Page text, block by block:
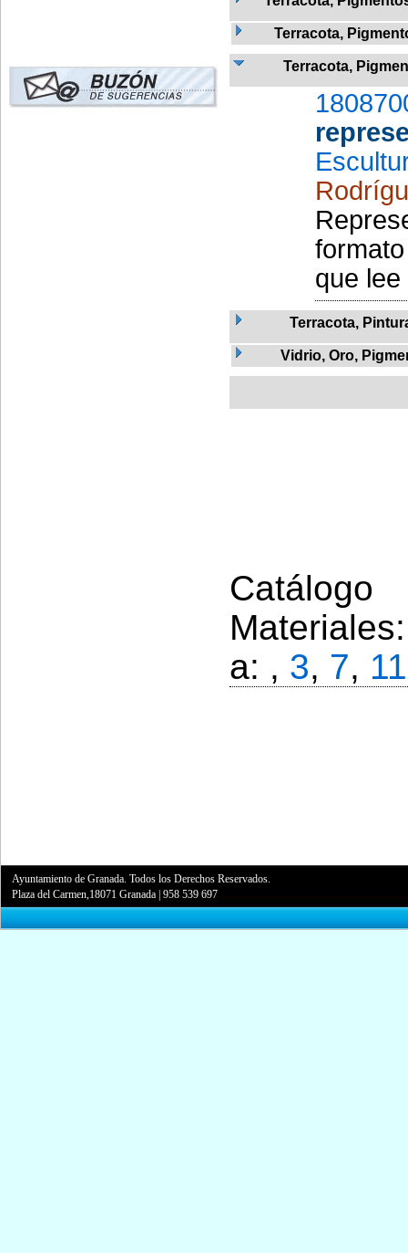
Terracota,
Terracota,
que
Terracota,
Vidrio, Oro,
a: , 3, 7, 11
Ayuntamiento de Granada. Todos los Derechos Reservados.
Plaza del Carmen,18071 Granada |958 539 697